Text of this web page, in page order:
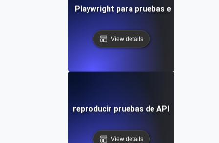
Cómo aprovechar Playwright para pruebas exhaustivas
View details
Cómo grabar y reproducir pruebas de API con
View details